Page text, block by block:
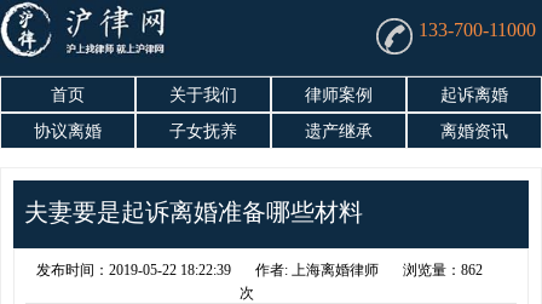
133-700-11000
首页 关于我们 律师案例
起诉离婚
协议离婚
子女抚养 遗产继承 离婚资讯
夫妻要是起诉离婚准备哪些材料
发布时间：2019-05-22 18:22:39 作者: 上海离婚律师
浏览量：862
次